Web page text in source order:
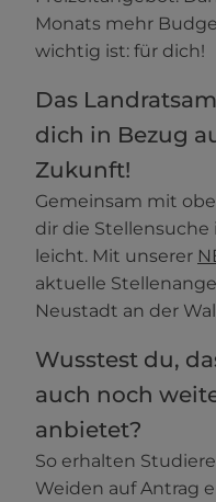
Monats mehr
wichtig ist: für dich!
Das
dich in Bezug
Zukunft!
Gemeinsam mit
dir die Stellensuche
leicht. Mit unserer
aktuelle
Neustadt an der
Wusstest du,
auch noch
anbietet?
So erhalten
Weiden auf Antrag